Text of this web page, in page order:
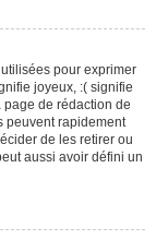
pour exprimer
joyeux, :( signifie
page de rédaction de
peuvent rapidement
de les retirer ou
aussi avoir défini un